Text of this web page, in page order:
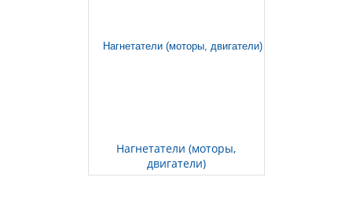
Нагнетатели (моторы,
двигатели)